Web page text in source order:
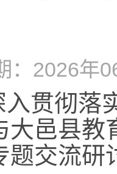
：2026
入贯彻落
大邑县
题交流研